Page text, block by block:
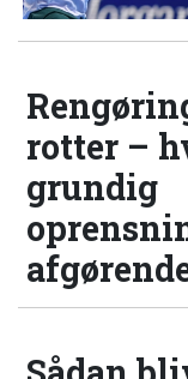
rotter –
grundig